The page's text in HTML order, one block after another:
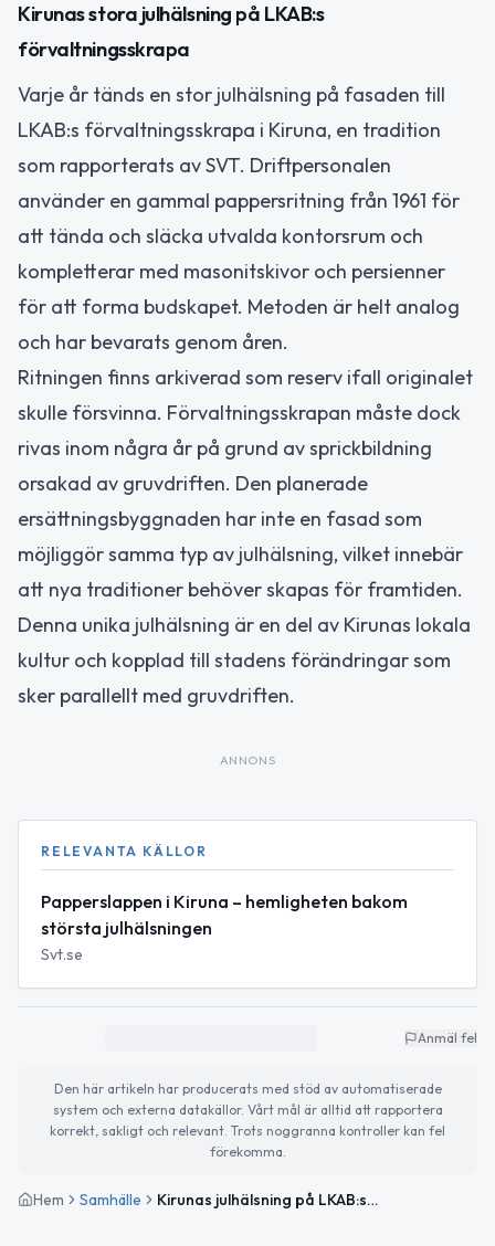
Kirunas stora julhälsning på LKAB:s
förvaltningsskrapa
Varje år tänds en stor julhälsning på fasaden till
LKAB:s förvaltningsskrapa i Kiruna, en tradition
som rapporterats av SVT. Driftpersonalen
använder en gammal pappersritning från 1961 för
att tända och släcka utvalda kontorsrum och
kompletterar med masonitskivor och persienner
för att forma budskapet. Metoden är helt analog
och har bevarats genom åren.
Ritningen finns arkiverad som reserv ifall originalet
skulle försvinna. Förvaltningsskrapan måste dock
rivas inom några år på grund av sprickbildning
orsakad av gruvdriften. Den planerade
ersättningsbyggnaden har inte en fasad som
möjliggör samma typ av julhälsning, vilket innebär
att nya traditioner behöver skapas för framtiden.
Denna unika julhälsning är en del av Kirunas lokala
kultur och kopplad till stadens förändringar som
sker parallellt med gruvdriften.
ANNONS
RELEVANTA KÄLLOR
Papperslappen i Kiruna – hemligheten bakom
största julhälsningen
Svt.se
Anmäl fel
Den här artikeln har producerats med stöd av automatiserade
system och externa datakällor. Vårt mål är alltid att rapportera
korrekt, sakligt och relevant. Trots noggranna kontroller kan fel
förekomma.
Hem Samhälle Kirunas julhälsning på LKAB:s förvaltningsskrapa måste hitta nya former